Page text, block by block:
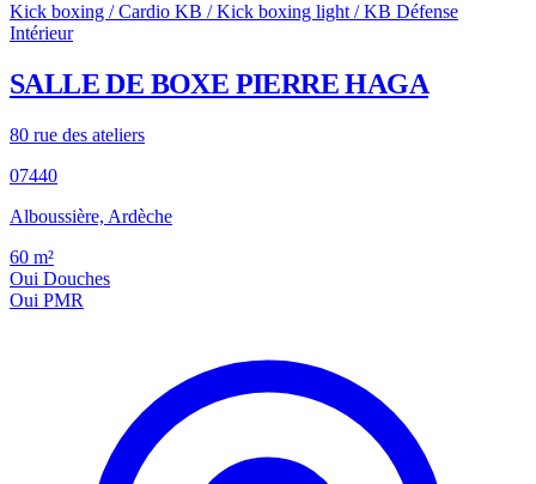
Kick boxing / Cardio KB / Kick boxing light / KB Défense
Intérieur
SALLE DE BOXE PIERRE HAGA
80 rue des ateliers
07440
Alboussière, Ardèche
60 m²
Oui Douches
Oui PMR